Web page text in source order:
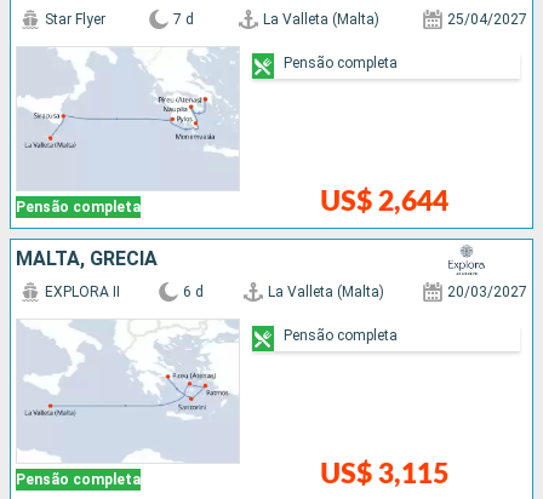
Pensão completa
Star Flyer 7 d La Valleta (Malta) 25/04/2027
US$ 2,644
Pensão completa
MALTA, GRÉCIA
Pensão completa
EXPLORA II 6 d La Valleta (Malta) 20/03/2027
US$ 3,115
Pensão completa